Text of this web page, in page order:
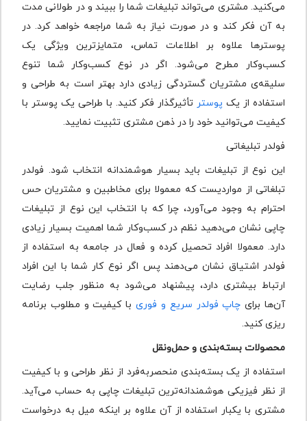
می‌کنید. مشتری می‌تواند تبلیغات شما را ببیند و در طولانی مدت
به آن فکر کند و در صورت نیاز به شما مراجعه خواهد کرد. در
پوسترها علاوه بر اطلاعات تماس، متمایزترین ویژگی یک
کسب‌وکار مطرح می‌شود. اگر در نوع کسب‌وکار شما تنوع
سلیقه‌ی مشتریان گستردگی زیادی دارد بهتر است به طراحی و
استفاده از یک پوستر تأثیرگذار فکر کنید. با طراحی یک پوستر با
کیفیت می‌توانید خود را در ذهن مشتری تثبیت نمایید.
فولدر تبلیغاتی
این نوع از تبلیغات باید بسیار هوشمندانه انتخاب شود. فولدر
تبلغاتی از مواردیست که معمولا برای مخاطبین و مشتریان حس
احترام به وجود می‌آورد، چرا که با انتخاب این نوع از تبلیغات
چاپی نشان می‌دهید نظم در کسب‌وکار شما اهمیت بسیار زیادی
دارد. معمولا افراد تحصیل کرده و فعال در جامعه به استفاده از
فولدر اشتیاق نشان می‌دهند پس اگر نوع کار شما با این افراد
ارتباط بیشتری دارد، پیشنهاد می‌شود به منظور جلب رضایت
آن‌ها برای چاپ فولدر سریع و فوریبا کیفیت و مطلوب برنامه
ریزی کنید.
محصولات بسته‌بندی و حمل‌ونقل
استفاده از یک بسته‌بندی منحصربه‌فرد از نظر طراحی و با کیفیت
از نظر فیزیکی هوشمندانه‌ترین تبلیغات چاپی به حساب می‌آید.
مشتری با یکبار استفاده از آن علاوه بر اینکه میل به درخواست